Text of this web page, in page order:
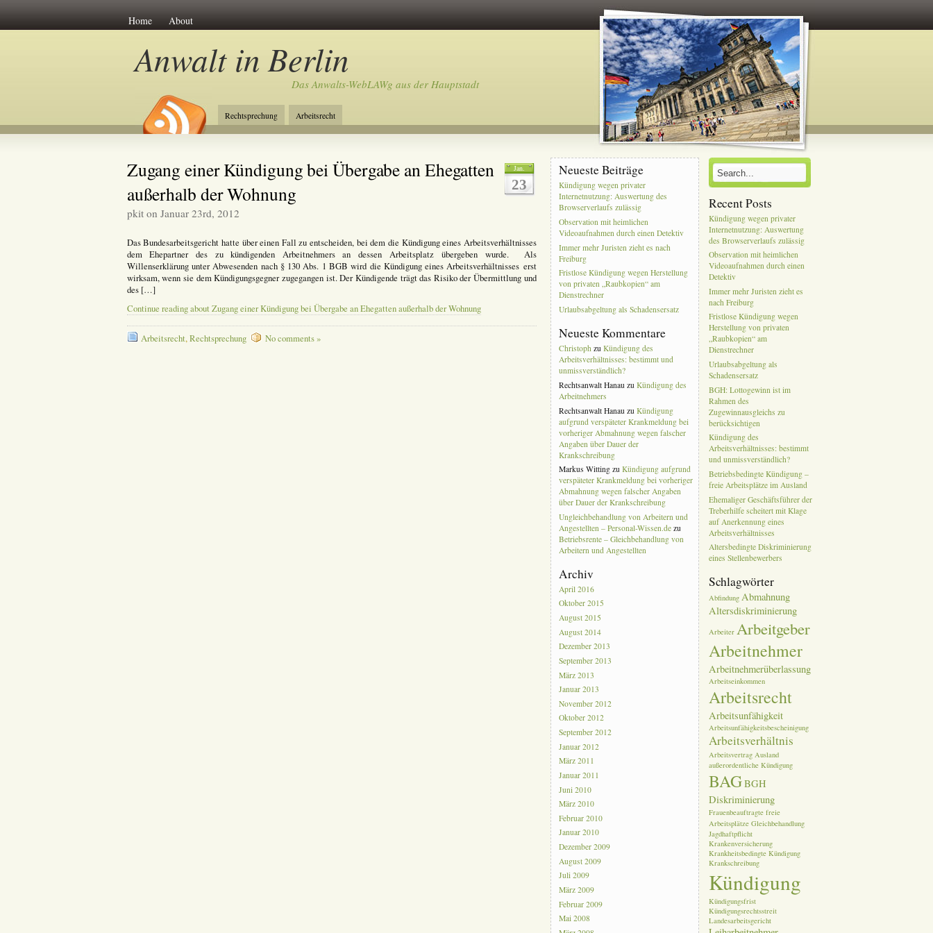
Home About
Anwalt in Berlin
Das Anwalts-WebLAWg aus der Hauptstadt
Rechtsprechung Arbeitsrecht
Jan.
23
Zugang einer Kündigung bei Übergabe an Ehegatten
außerhalb der Wohnung
pkit on Januar 23rd, 2012
Das Bundesarbeitsgericht hatte über einen Fall zu entscheiden, bei dem die Kündigung eines Arbeitsverhältnisses
dem Ehepartner des zu kündigenden Arbeitnehmers an dessen Arbeitsplatz übergeben wurde. Als
Willenserklärung unter Abwesenden nach § 130 Abs. 1 BGB wird die Kündigung eines Arbeitsverhältnisses erst
wirksam, wenn sie dem Kündigungsgegner zugegangen ist. Der Kündigende trägt das Risiko der Übermittlung und
des […]
Continue reading about Zugang einer Kündigung bei Übergabe an Ehegatten außerhalb der Wohnung
Arbeitsrecht,Rechtsprechung No comments »
Neueste Beiträge
Kündigung wegen privater
Internetnutzung: Auswertung des
Browserverlaufs zulässig
Observation mit heimlichen
Videoaufnahmen durch einen Detektiv
Immer mehr Juristen zieht es nach
Freiburg
Fristlose Kündigung wegen Herstellung
von privaten „Raubkopien“ am
Dienstrechner
Urlaubsabgeltung als Schadensersatz
Neueste Kommentare
Christoph zuKündigung des
Arbeitsverhältnisses: bestimmt und
unmissverständlich?
Rechtsanwalt Hanau zuKündigung des
Arbeitnehmers
Rechtsanwalt Hanau zuKündigung
aufgrund verspäteter Krankmeldung bei
vorheriger Abmahnung wegen falscher
Angaben über Dauer der
Krankschreibung
Markus Witting zuKündigung aufgrund
verspäteter Krankmeldung bei vorheriger
Abmahnung wegen falscher Angaben
über Dauer der Krankschreibung
Ungleichbehandlung von Arbeitern und
Angestellten – Personal-Wissen.de zu
Betriebsrente – Gleichbehandlung von
Arbeitern und Angestellten
Archiv
April 2016
Oktober 2015
August 2015
August 2014
Dezember 2013
September 2013
März 2013
Januar 2013
November 2012
Oktober 2012
September 2012
Januar 2012
März 2011
Januar 2011
Juni 2010
März 2010
Februar 2010
Januar 2010
Dezember 2009
August 2009
Juli 2009
März 2009
Februar 2009
Mai 2008
Recent Posts
Kündigung wegen privater
Internetnutzung: Auswertung
des Browserverlaufs zulässig
Observation mit heimlichen
Videoaufnahmen durch einen
Detektiv
Immer mehr Juristen zieht es
nach Freiburg
Fristlose Kündigung wegen
Herstellung von privaten
„Raubkopien“ am
Dienstrechner
Urlaubsabgeltung als
Schadensersatz
BGH: Lottogewinn ist im
Rahmen des
Zugewinnausgleichs zu
berücksichtigen
Kündigung des
Arbeitsverhältnisses: bestimmt
und unmissverständlich?
Betriebsbedingte Kündigung –
freie Arbeitsplätze im Ausland
Ehemaliger Geschäftsführer der
Treberhilfe scheitert mit Klage
auf Anerkennung eines
Arbeitsverhältnisses
Altersbedingte Diskriminierung
eines Stellenbewerbers
Schlagwörter
Abfindung Abmahnung
Altersdiskriminierung
Arbeiter Arbeitgeber
Arbeitnehmer
Arbeitnehmerüberlassung
Arbeitseinkommen
Arbeitsrecht
Arbeitsunfähigkeit
Arbeitsunfähigkeitsbescheinigung
Arbeitsverhältnis
Arbeitsvertrag Ausland
außerordentliche Kündigung
BAGBGH
Diskriminierung
Frauenbeauftragte freie
Arbeitsplätze Gleichbehandlung
Jagdhaftpflicht
Krankenversicherung
Krankheitsbedingte Kündigung
Krankschreibung
Kündigung
Kündigungsfrist
Kündigungsrechtsstreit
Landesarbeitsgericht